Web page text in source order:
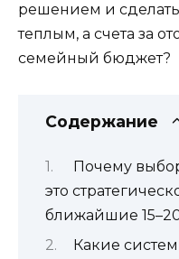
решением и
теплым, а счета за
семейный бюджет?
Содержание
Почему
это
ближайшие
Какие